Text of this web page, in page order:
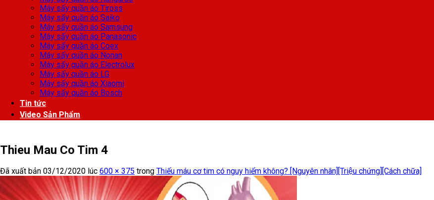
Máy sấy quần áo Tiross
Máy sấy quần áo Saiko
Máy sấy quần áo Samsung
Máy sấy quần áo Panasonic
Máy sấy quần áo Coex
Máy sấy quần áo Nonan
Máy sấy quần áo Electrolux
Máy sấy quần áo LG
Máy sấy quần áo Xiaomi
Máy sấy quần áo Bosch
Tin tức
Video Sản Phẩm
Thieu Mau Co Tim 4
Đã xuất bản 03/12/2020 lúc 600 × 375 trong Thiếu máu cơ tim có nguy hiểm không? [Nguyên nhân][Triệu chứng][Cách chữa]